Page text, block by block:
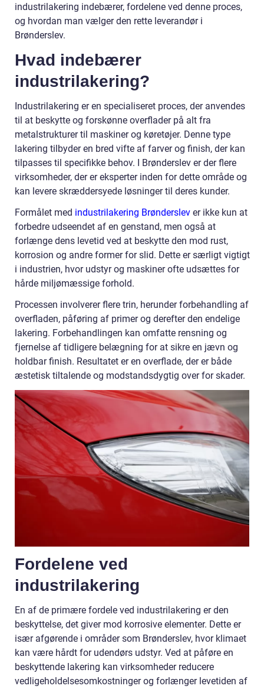
industrilakering indebærer, fordelene ved denne proces,
og hvordan man vælger den rette leverandør i
Brønderslev.
Hvad indebærer
industrilakering?
Industrilakering er en specialiseret proces, der anvendes
til at beskytte og forskønne overflader på alt fra
metalstrukturer til maskiner og køretøjer. Denne type
lakering tilbyder en bred vifte af farver og finish, der kan
tilpasses til specifikke behov. I Brønderslev er der flere
virksomheder, der er eksperter inden for dette område og
kan levere skræddersyede løsninger til deres kunder.
Formålet med industrilakering Brønderslever ikke kun at
forbedre udseendet af en genstand, men også at
forlænge dens levetid ved at beskytte den mod rust,
korrosion og andre former for slid. Dette er særligt vigtigt
i industrien, hvor udstyr og maskiner ofte udsættes for
hårde miljømæssige forhold.
Processen involverer flere trin, herunder forbehandling af
overfladen, påføring af primer og derefter den endelige
lakering. Forbehandlingen kan omfatte rensning og
fjernelse af tidligere belægning for at sikre en jævn og
holdbar finish. Resultatet er en overflade, der er både
æstetisk tiltalende og modstandsdygtig over for skader.
Fordelene ved
industrilakering
En af de primære fordele ved industrilakering er den
beskyttelse, det giver mod korrosive elementer. Dette er
især afgørende i områder som Brønderslev, hvor klimaet
kan være hårdt for udendørs udstyr. Ved at påføre en
beskyttende lakering kan virksomheder reducere
vedligeholdelsesomkostninger og forlænger levetiden af